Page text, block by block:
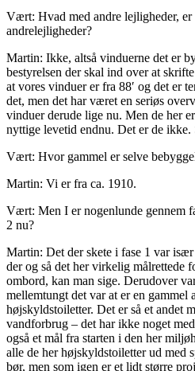
Vært: Hvad med andre lejligheder,
andrelejligheder?
Martin: Ikke, altså vinduerne det er
bestyrelsen der skal ind over at
at vores vinduer er fra 88′ og det er
det, men det har været en seriøs
vinduer derude lige nu. Men de her
nyttige levetid endnu. Det er de
Vært: Hvor gammel er selve
Martin: Vi er fra ca. 1910.
Vært: Men I er nogenlunde gennem
2 nu?
Martin: Det der skete i fase 1 var
der og så det her virkelig målrettede
ombord, kan man sige. Derudover
mellemtungt det var at er en gammel
højskyldstoiletter. Det er så et andet
vandforbrug – det har ikke noget
også et mål fra starten i den her
alle de her højskyldstoiletter ud med
bør, men som igen er et lidt større